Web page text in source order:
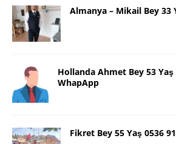
Almanya – Mikail Bey 33
Hollanda Ahmet Bey 53 Yaş
WhapApp
Fikret Bey 55 Yaş 0536